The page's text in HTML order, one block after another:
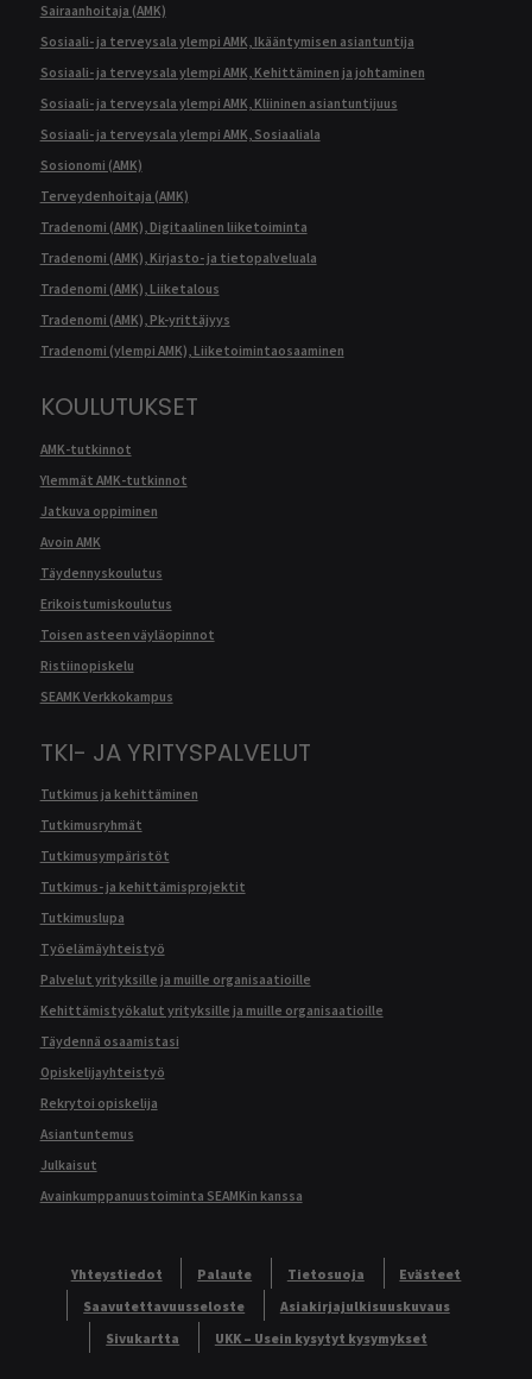
Sairaanhoitaja (AMK)
Sosiaali- ja terveysala ylempi AMK, Ikääntymisen asiantuntija
Sosiaali- ja terveysala ylempi AMK, Kehittäminen ja johtaminen
Sosiaali- ja terveysala ylempi AMK, Kliininen asiantuntijuus
Sosiaali- ja terveysala ylempi AMK, Sosiaaliala
Sosionomi (AMK)
Terveydenhoitaja (AMK)
Tradenomi (AMK), Digitaalinen liiketoiminta
Tradenomi (AMK), Kirjasto- ja tietopalveluala
Tradenomi (AMK), Liiketalous
Tradenomi (AMK), Pk-yrittäjyys
Tradenomi (ylempi AMK), Liiketoimintaosaaminen
KOULUTUKSET
AMK-tutkinnot
Ylemmät AMK-tutkinnot
Jatkuva oppiminen
Avoin AMK
Täydennyskoulutus
Erikoistumiskoulutus
Toisen asteen väyläopinnot
Ristiinopiskelu
SEAMK Verkkokampus
TKI- JA YRITYSPALVELUT
Tutkimus ja kehittäminen
Tutkimusryhmät
Tutkimusympäristöt
Tutkimus- ja kehittämisprojektit
Tutkimuslupa
Työelämäyhteistyö
Palvelut yrityksille ja muille organisaatioille
Kehittämistyökalut yrityksille ja muille organisaatioille
Täydennä osaamistasi
Opiskelijayhteistyö
Rekrytoi opiskelija
Asiantuntemus
Julkaisut
Avainkumppanuustoiminta SEAMKin kanssa
Yhteystiedot Palaute Tietosuoja
Evästeet
Saavutettavuusseloste
Asiakirjajulkisuuskuvaus
Sivukartta
UKK – Usein kysytyt kysymykset